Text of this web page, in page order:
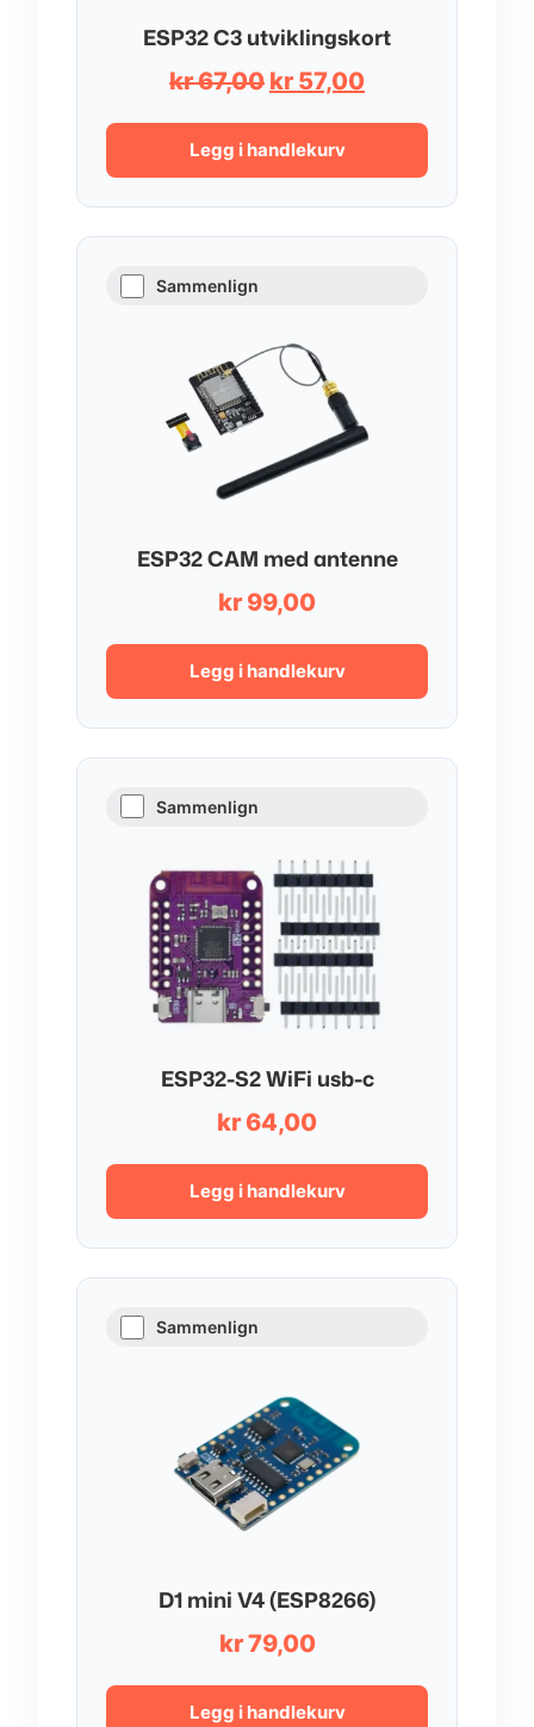
ESP32 C3 utviklingskort
kr67,00 Opprinnelig
pris
var:
kr 67,00.
kr 57,00Nåværende
pris
kr 57,00.
Legg i handlekurv
Sammenlign
ESP32 CAM med antenne
kr 99,00
Legg i handlekurv
Sammenlign
ESP32-S2 WiFi usb-c
kr 64,00
Legg i handlekurv
Sammenlign
D1 mini V4 (ESP8266)
kr79,00
Legg i handlekurv